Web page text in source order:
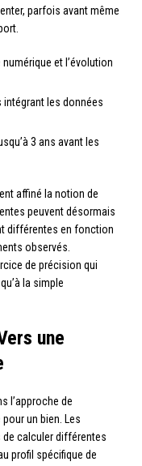
parfois avant même
et l’évolution
les données
3 ans avant les
affiné la notion de
peuvent désormais
différentes en fonction
observés.
de précision qui
la simple
une
l’approche de
un bien. Les
calculer différentes
profil spécifique de